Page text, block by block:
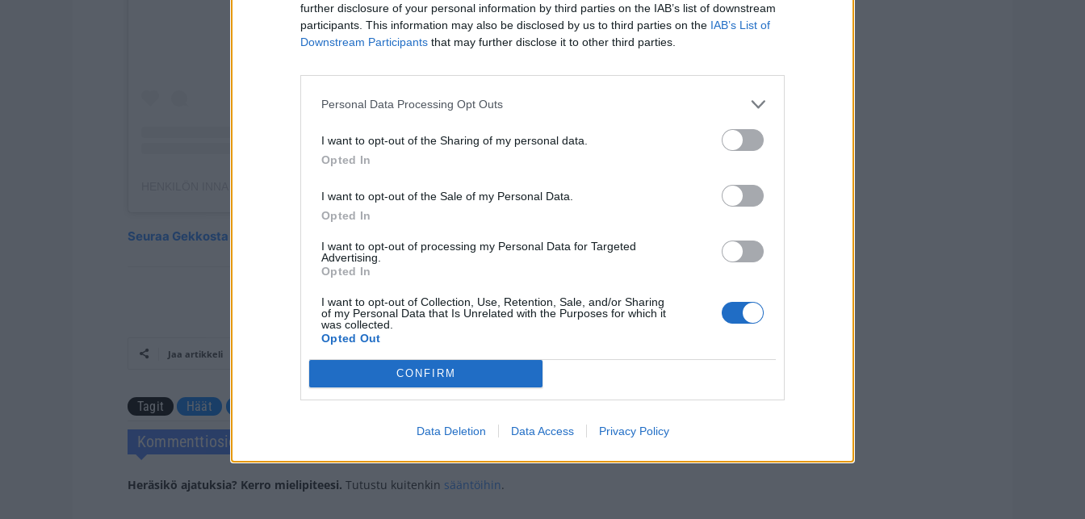
further disclosure of your personal information by third parties on the IAB’s list of downstream
participants. This information may also be disclosed by us to third parties on the IAB’s List of
Downstream Participants that may further disclose it to other third parties.
Personal Data Processing Opt Outs
I want to opt-out of the Sharing of my personal data.
Opted In
I want to opt-out of the Sale of my Personal Data.
Opted In
I want to opt-out of processing my Personal Data for Targeted
Advertising.
Opted In
I want to opt-out of Collection, Use, Retention, Sale, and/or Sharing
of my Personal Data that Is Unrelated with the Purposes for which it
was collected.
Opted Out
CONFIRM
Data Deletion Data Access Privacy Policy
Seuraa Gekkosta Instagramissa
Kuvat: AOP, Instagram
Jaa artikkeli
Tagit Häät
Kommenttiosio
Heräsikö ajatuksia? Kerro mielipiteesi. Tutustu kuitenkin sääntöihin.